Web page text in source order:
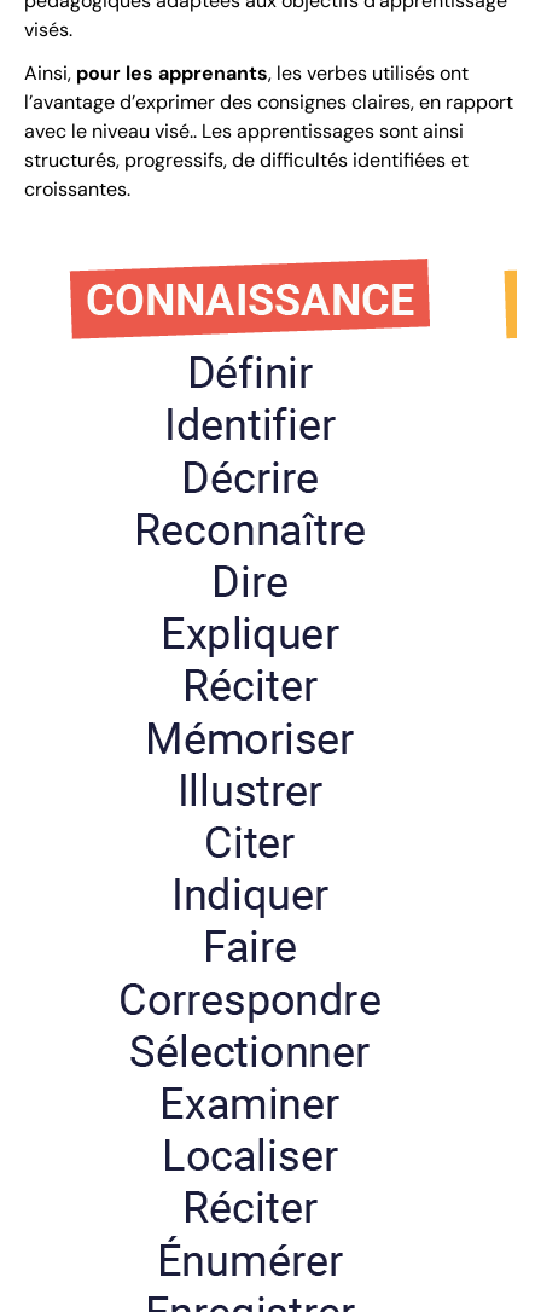
visés.
Ainsi, pour les apprenants, les verbes utilisés ont
l’avantage d’exprimer des consignes claires, en rapport
avec le niveau visé.. Les apprentissages sont ainsi
structurés, progressifs, de difficultés identifiées et
croissantes.